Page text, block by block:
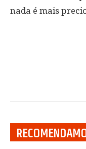
nada é mais